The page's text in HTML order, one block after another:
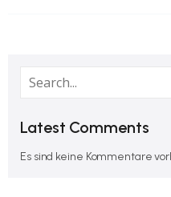
Latest Comments
Es sind keine Kommentare